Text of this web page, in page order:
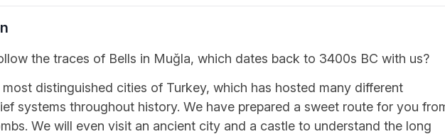
the traces of Bells in Muğla, which dates back to 3400s BC with us?
distinguished cities of Turkey, which has hosted many different
systems throughout history. We have prepared a sweet route for you
We will even visit an ancient city and a castle to understand the long